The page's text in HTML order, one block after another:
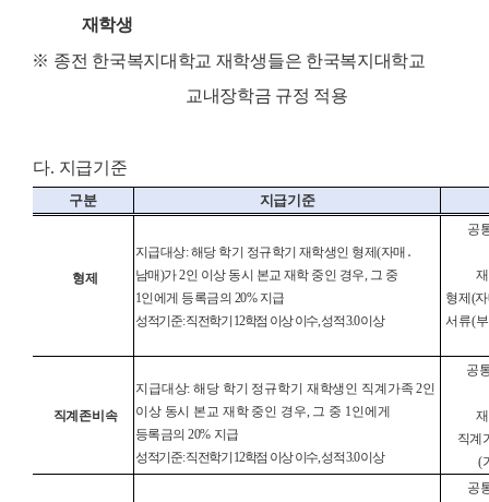
재학생
※ 종전 한국복지대학교 재학생들은 한국복지대학교
교내장학금 규정 적용
다. 지급기준
구분 지급기준
형제
지급대상:해당 학기 정규학기 재학생인 형제(자매 ․
남매)가2인 이상 동시 본교 재학 중인 경우, 그 중
1인에게 등록금의 20% 지급
성적기준:직전학기 12학점 이상 이수,성적3.0이상
공
형제 (
서류(
직계존비속
지급대상:해당 학기 정규학기 재학생인 직계가족2인
이상 동시 본교 재학 중인 경우, 그 중 1인에게
등록금의20% 지급
성적기준:직전학기 12학점 이상 이수,성적3.0이상
공
직계
(
공